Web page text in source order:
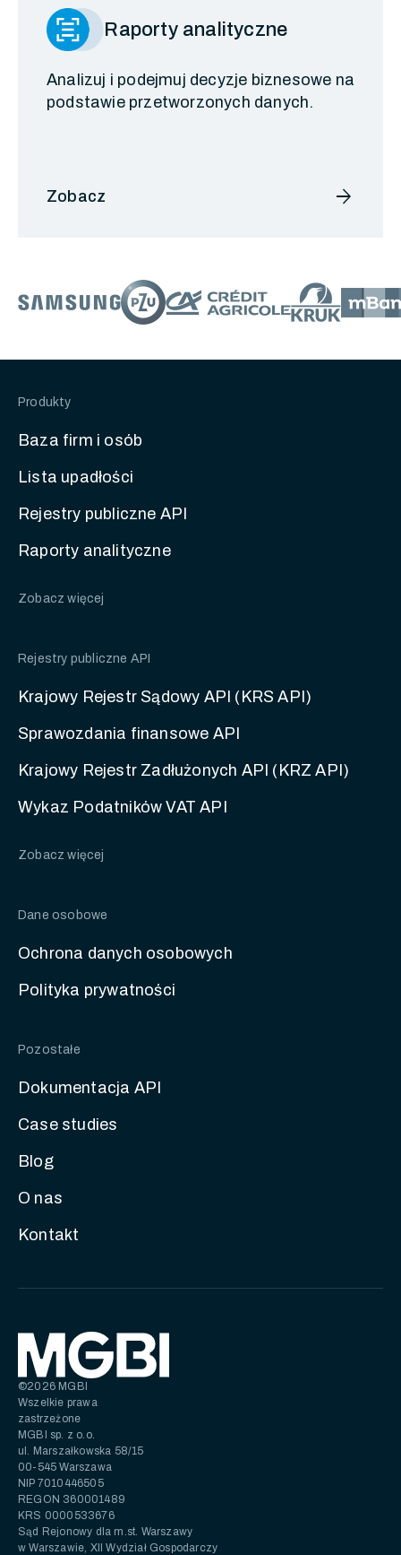
Raporty analityczne
Analizuj i podejmuj decyzje biznesowe na
podstawie przetworzonych danych.
Zobacz arrow_forward
Produkty
Baza firm i osób
Lista upadłości
Rejestry publiczne API
Raporty analityczne
Zobacz więcej
Rejestry publiczne API
Krajowy Rejestr Sądowy API (KRS API)
Sprawozdania finansowe API
Krajowy Rejestr Zadłużonych API (KRZ API)
Wykaz Podatników VAT API
Zobacz więcej
Dane osobowe
Ochrona danych osobowych
Polityka prywatności
Pozostałe
Dokumentacja API
Case studies
Blog
O nas
Kontakt
©2026 MGBI
Wszelkie prawa
zastrzeżone
MGBI sp. z o.o.
ul. Marszałkowska 58/15
00-545 Warszawa
NIP 7010446505
REGON 360001489
KRS 0000533676
Sąd Rejonowy dla m.st. Warszawy
w Warszawie, XII Wydział Gospodarczy